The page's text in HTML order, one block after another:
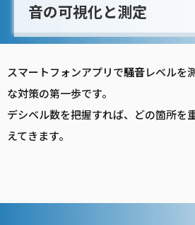
音の可視化と測定
スマートフォンアプリで騒音レベルを
な対策の第一歩です。
デシベル数を把握すれば、どの箇所を
えてきます。